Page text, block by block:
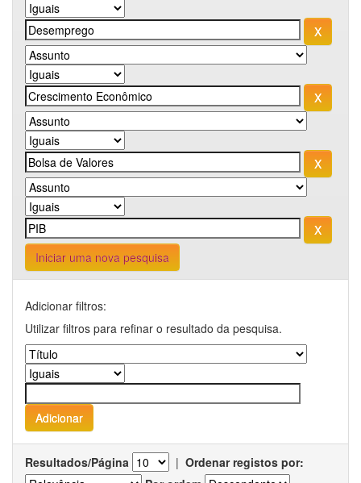
Iniciar uma nova pesquisa
Adicionar filtros:
Utilizar filtros para refinar o resultado da pesquisa.
Resultados/Página | Ordenar registos por: